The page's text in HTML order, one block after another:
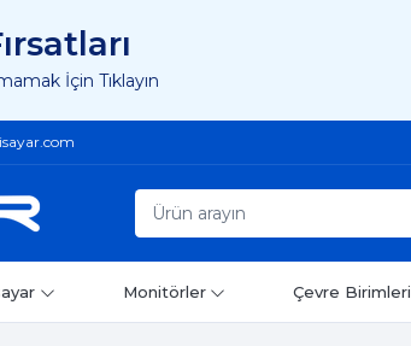
İçin Tıklayın
Monitörler Çevre Birimleri